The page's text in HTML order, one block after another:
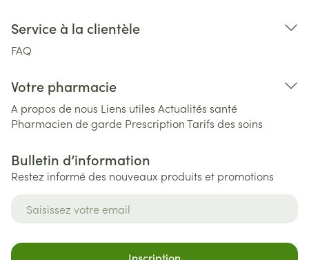
Service à la clientèle
FAQ
Votre pharmacie
A propos de nous Liens utiles Actualités santé
Pharmacien de garde PrescriptionTarifs des soins
Bulletin d’information
Restez informé des nouveaux produits et promotions